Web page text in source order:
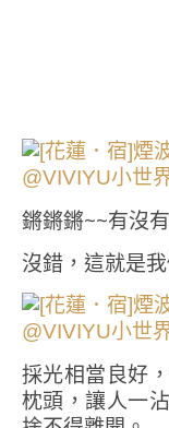
鏘鏘鏘~~有沒
沒錯，這就是
採光相當良好
枕頭，讓人一